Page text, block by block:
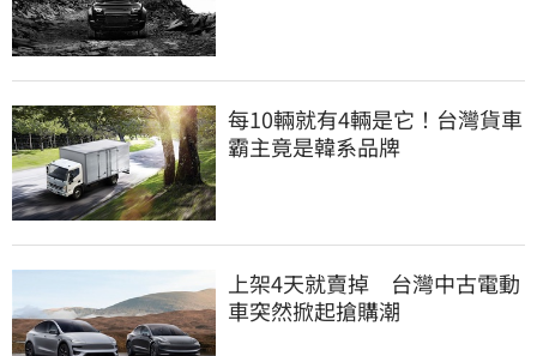
每10輛就有4輛是它！台灣貨車
霸主竟是韓系品牌
上架4天就賣掉 台灣中古電動
車突然掀起搶購潮